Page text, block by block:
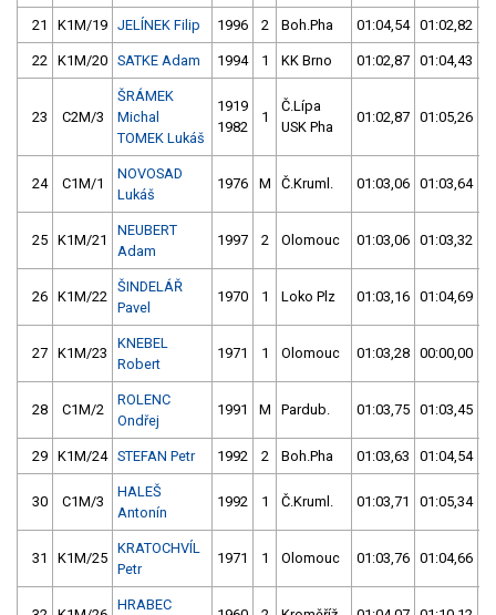
21 K1M/19 JELÍNEK Filip 1996 2 Boh.Pha 01:04,54 01:02,82
22 K1M/20 SATKE Adam 1994 1 KK Brno 01:02,87 01:04,43
23 C2M/3
ŠRÁMEK
Michal
TOMEK Lukáš
1919
1982
1
Č.Lípa
USK Pha
01:02,87 01:05,26
24 C1M/1
NOVOSAD
Lukáš
1976 M Č.Kruml. 01:03,06 01:03,64
25 K1M/21
NEUBERT
Adam
1997 2 Olomouc 01:03,06 01:03,32
26 K1M/22
ŠINDELÁŘ
Pavel
1970 1 Loko Plz 01:03,16 01:04,69
27 K1M/23
KNEBEL
Robert
1971 1 Olomouc 01:03,28 00:00,00
28 C1M/2
ROLENC
Ondřej
1991 M Pardub. 01:03,75 01:03,45
29 K1M/24 STEFAN Petr 1992 2 Boh.Pha 01:03,63 01:04,54
30 C1M/3
HALEŠ
Antonín
1992 1 Č.Kruml. 01:03,71 01:05,34
31 K1M/25
KRATOCHVÍL
Petr
1971 1 Olomouc 01:03,76 01:04,66
HRABEC